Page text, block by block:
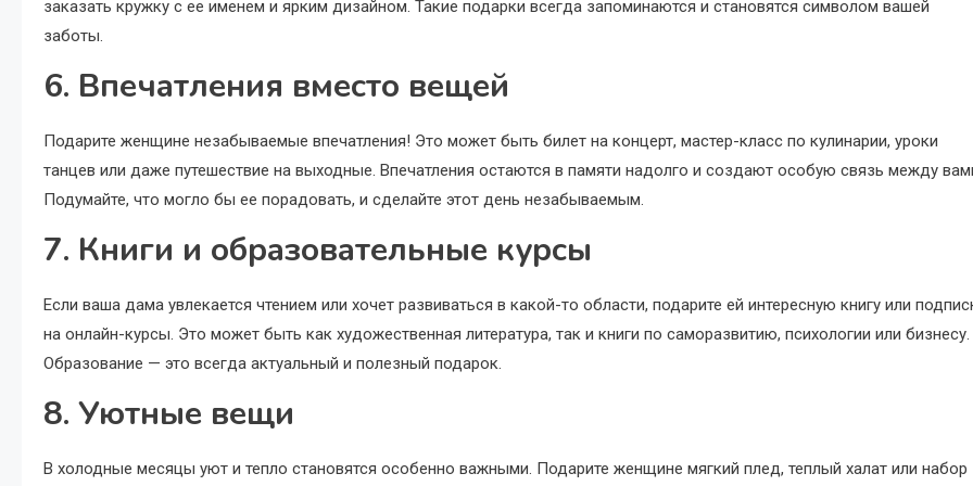
заказать кружку с ее именем и ярким дизайном. Такие подарки всегда запоминаются и становятся символом вашей
заботы.
6. Впечатления вместо вещей
Подарите женщине незабываемые впечатления! Это может быть билет на концерт, мастер-класс по кулинарии, уроки
танцев или даже путешествие на выходные. Впечатления остаются в памяти надолго и создают особую связь между
Подумайте, что могло бы ее порадовать, и сделайте этот день незабываемым.
7. Книги и образовательные курсы
Если ваша дама увлекается чтением или хочет развиваться в какой-то области, подарите ей интересную книгу или
на онлайн-курсы. Это может быть как художественная литература, так и книги по саморазвитию, психологии или бизнесу.
Образование — это всегда актуальный и полезный подарок.
8. Уютные вещи
В холодные месяцы уют и тепло становятся особенно важными. Подарите женщине мягкий плед, теплый халат или набор